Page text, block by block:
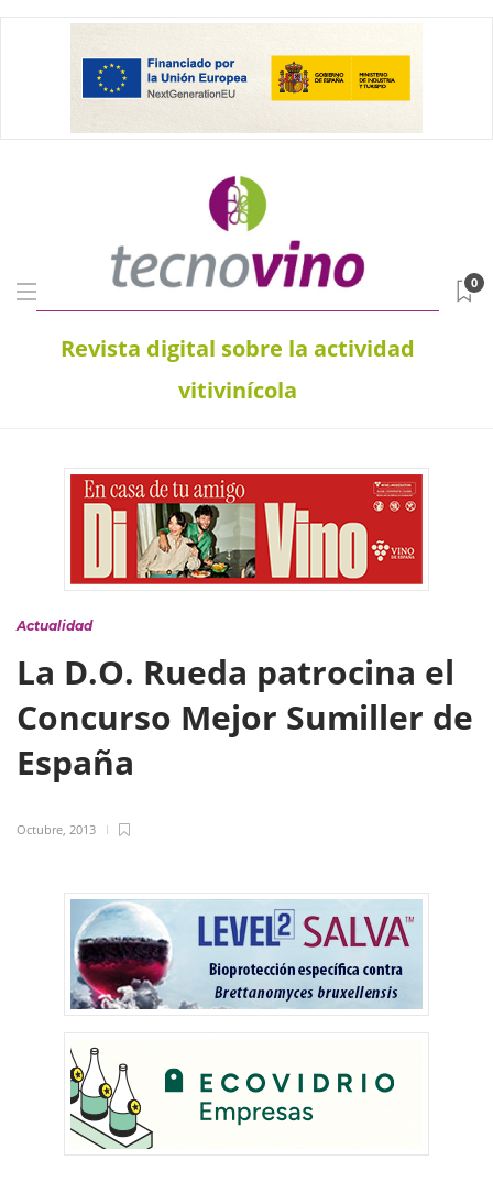
Revista digital sobre la actividad
vitivinícola
0
Actualidad
La D.O. Rueda patrocina el
Concurso Mejor Sumiller de
España
Octubre, 2013